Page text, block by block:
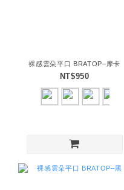
裸感雲朵平口 BRATOP–摩卡
NT$950